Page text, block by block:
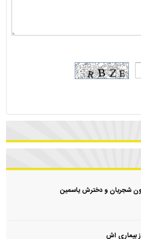
شجریان و دخترش یاسمین
بیماری اش